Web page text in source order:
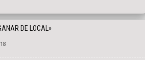
DE LOCAL»